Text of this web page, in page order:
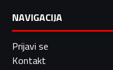
NAVIGACIJA
Prijavi se
Kontakt